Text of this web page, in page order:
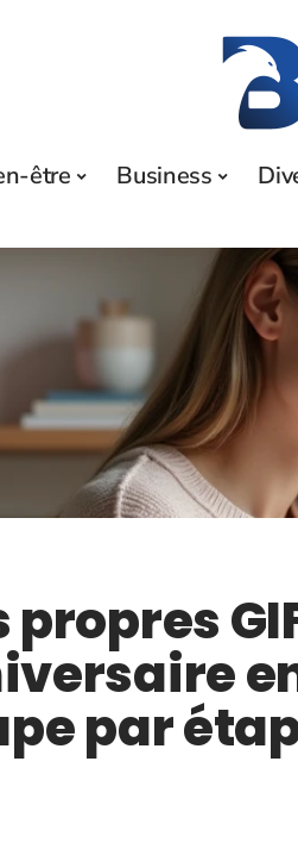
être Business
propres
par